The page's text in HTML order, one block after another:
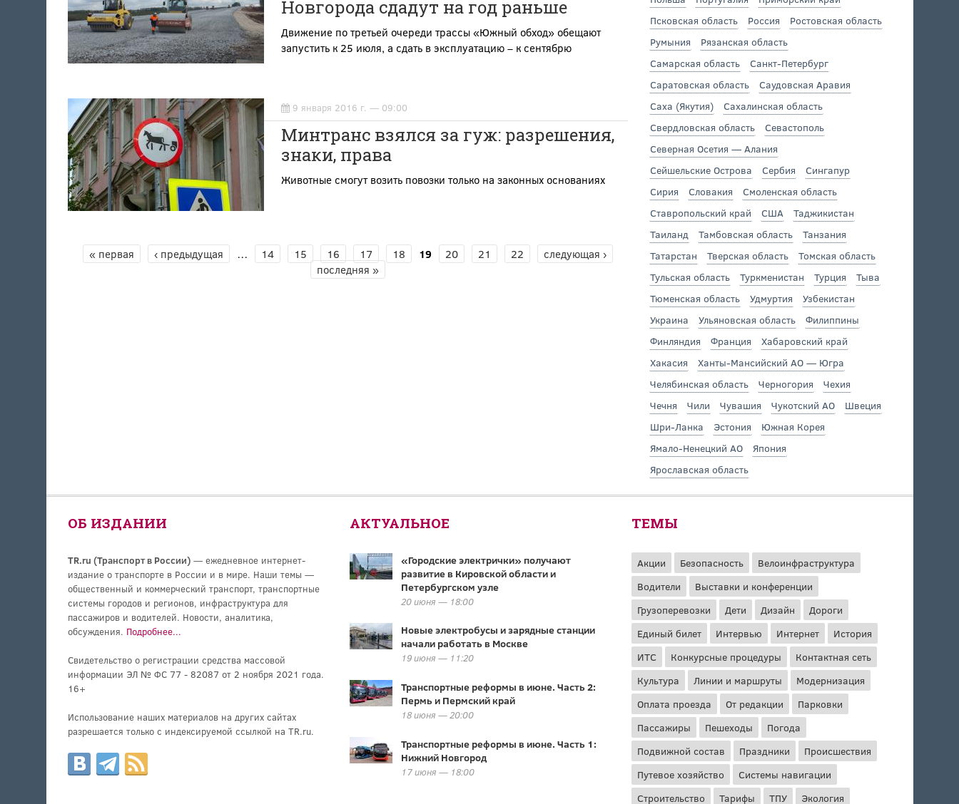
Новгорода сдадут на год раньше
Движение по третьей очереди трассы «Южный обход» обещают
запустить к 25 июля, а сдать в эксплуатацию – к сентябрю
9 января 2016 г. — 09:00
Минтранс взялся за гуж: разрешения,
знаки, права
Животные смогут возить повозки только на законных основаниях
« первая ‹ предыдущая … 14 15 16 17 18 19 20 21 22
следующая ›
последняя »
Псковская область
Россия
Ростовская область
Румыния
Рязанская область
Самарская область
Санкт-Петербург
Саратовская область
Саудовская Аравия
Саха (Якутия)
Сахалинская область
Свердловская область
Севастополь
Северная Осетия — Алания
Сейшельские Острова
Сербия
Сингапур
Сирия
Словакия
Смоленская область
Ставропольский край
США
Таджикистан
Таиланд
Тамбовская область
Танзания
Татарстан
Тверская область
Томская область
Тульская область
Туркменистан Турция
Тыва
Тюменская область
Удмуртия
Узбекистан
Украина
Ульяновская область
Филиппины
Финляндия
Франция
Хабаровский край
Хакасия
Ханты-Мансийский АО — Югра
Челябинская область
Черногория
Чехия
Чечня
Чили Чувашия Чукотский АО
Швеция
Шри-Ланка
Эстония
Южная Корея
Ямало-Ненецкий АО
Япония
Ярославская область
ОБ ИЗДАНИИ
TR.ru (Транспорт в России)— ежедневное интернет-
издание о транспорте в России и в мире. Наши темы —
общественный и коммерческий транспорт, транспортные
системы городов и регионов, инфраструктура для
пассажиров и водителей. Новости, аналитика,
обсуждения. Подробнее...
Свидетельство о регистрации средства массовой
информации ЭЛ № ФС 77 - 82087 от 2 ноября 2021 года.
16+
Использование наших материалов на других сайтах
разрешается только с индексируемой ссылкой на TR.ru.
АКТУАЛЬНОЕ
«Городские электрички» получают
развитие в Кировской области и
Петербургском узле
20 июня — 18:00
Новые электробусы и зарядные станции
начали работать в Москве
19 июня — 11:20
Транспортные реформы в июне. Часть 2:
Пермь и Пермский край
18 июня — 20:00
Транспортные реформы в июне. Часть 1:
Нижний Новгород
17 июня — 18:00
ТЕМЫ
Акции Безопасность
Велоинфраструктура
Водители
Выставки и конференции
Грузоперевозки
Дети Дизайн
Дороги
Единый билет
Интервью Интернет
История
ИТС
Конкурсные процедуры
Контактная сеть
Культура
Линии и маршруты
Модернизация
Оплата проезда
От редакции
Парковки
Пассажиры
Пешеходы
Погода
Подвижной состав
Праздники
Происшествия
Путевое хозяйство
Системы навигации
Строительство
Тарифы ТПУ Экология